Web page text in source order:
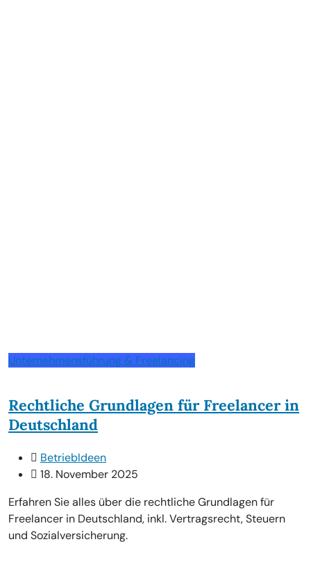
Unternehmensführung & Freelancing
Rechtliche Grundlagen für Freelancer in
Deutschland
BetriebIdeen
18. November 2025
Erfahren Sie alles über die rechtliche Grundlagen für
Freelancer in Deutschland, inkl. Vertragsrecht, Steuern
und Sozialversicherung.